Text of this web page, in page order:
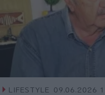
LIFESTYLE
09.06.2026